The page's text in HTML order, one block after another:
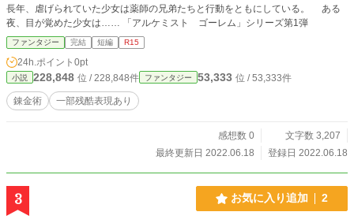
長年、虐げられていた少女は薬師の兄弟たちと行動をともにしている。 ある
夜、目が覚めた少女は…… 「アルケミスト ゴーレム」シリーズ第1弾
ファンタジー 完結 短編 R15
24h.ポイント 0pt
小説 228,848 位 / 228,848件 ファンタジー 53,333 位 / 53,333件
錬金術 一部残酷表現あり
感想数 0
文字数 3,207
最終更新日 2022.06.18
登録日 2022.06.18
3 お気に入り追加 2